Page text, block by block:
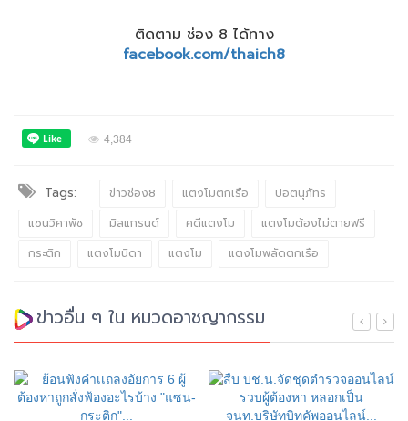
ติดตาม ช่อง 8 ได้ทาง
facebook.com/thaich8
4,384
Tags: ข่าวช่อง8 แตงโมตกเรือ
ปอตนุภัทร
แซนวิศาพัช
มิสแกรนด์ คดีแตงโม
แตงโมต้องไม่ตายฟรี
กระติก
แตงโมนิดา แตงโม แตงโมพลัดตกเรือ
ข่าวอื่น ๆ ใน หมวดอาชญากรรม